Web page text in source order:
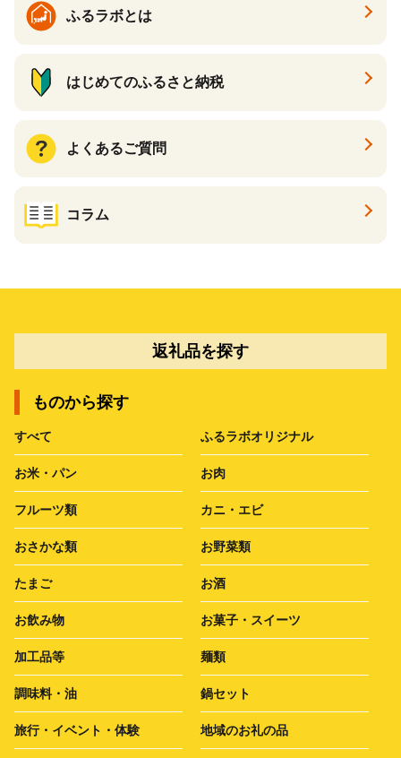
ふるラボとは
はじめてのふるさと納税
よくあるご質問
コラム
返礼品を探す
ものから探す
すべて ふるラボオリジナル
お米・パン お肉
フルーツ類 カニ・エビ
おさかな類 お野菜類
たまご お酒
お飲み物 お菓子・スイーツ
加工品等 麺類
調味料・油 鍋セット
旅行・イベント・体験 地域のお礼の品